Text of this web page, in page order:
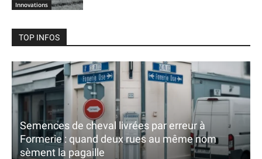
Innovations
TOP INFOS
Semences de cheval livrées par erreur à
Formerie : quand deux rues au même nom
sèment la pagaille